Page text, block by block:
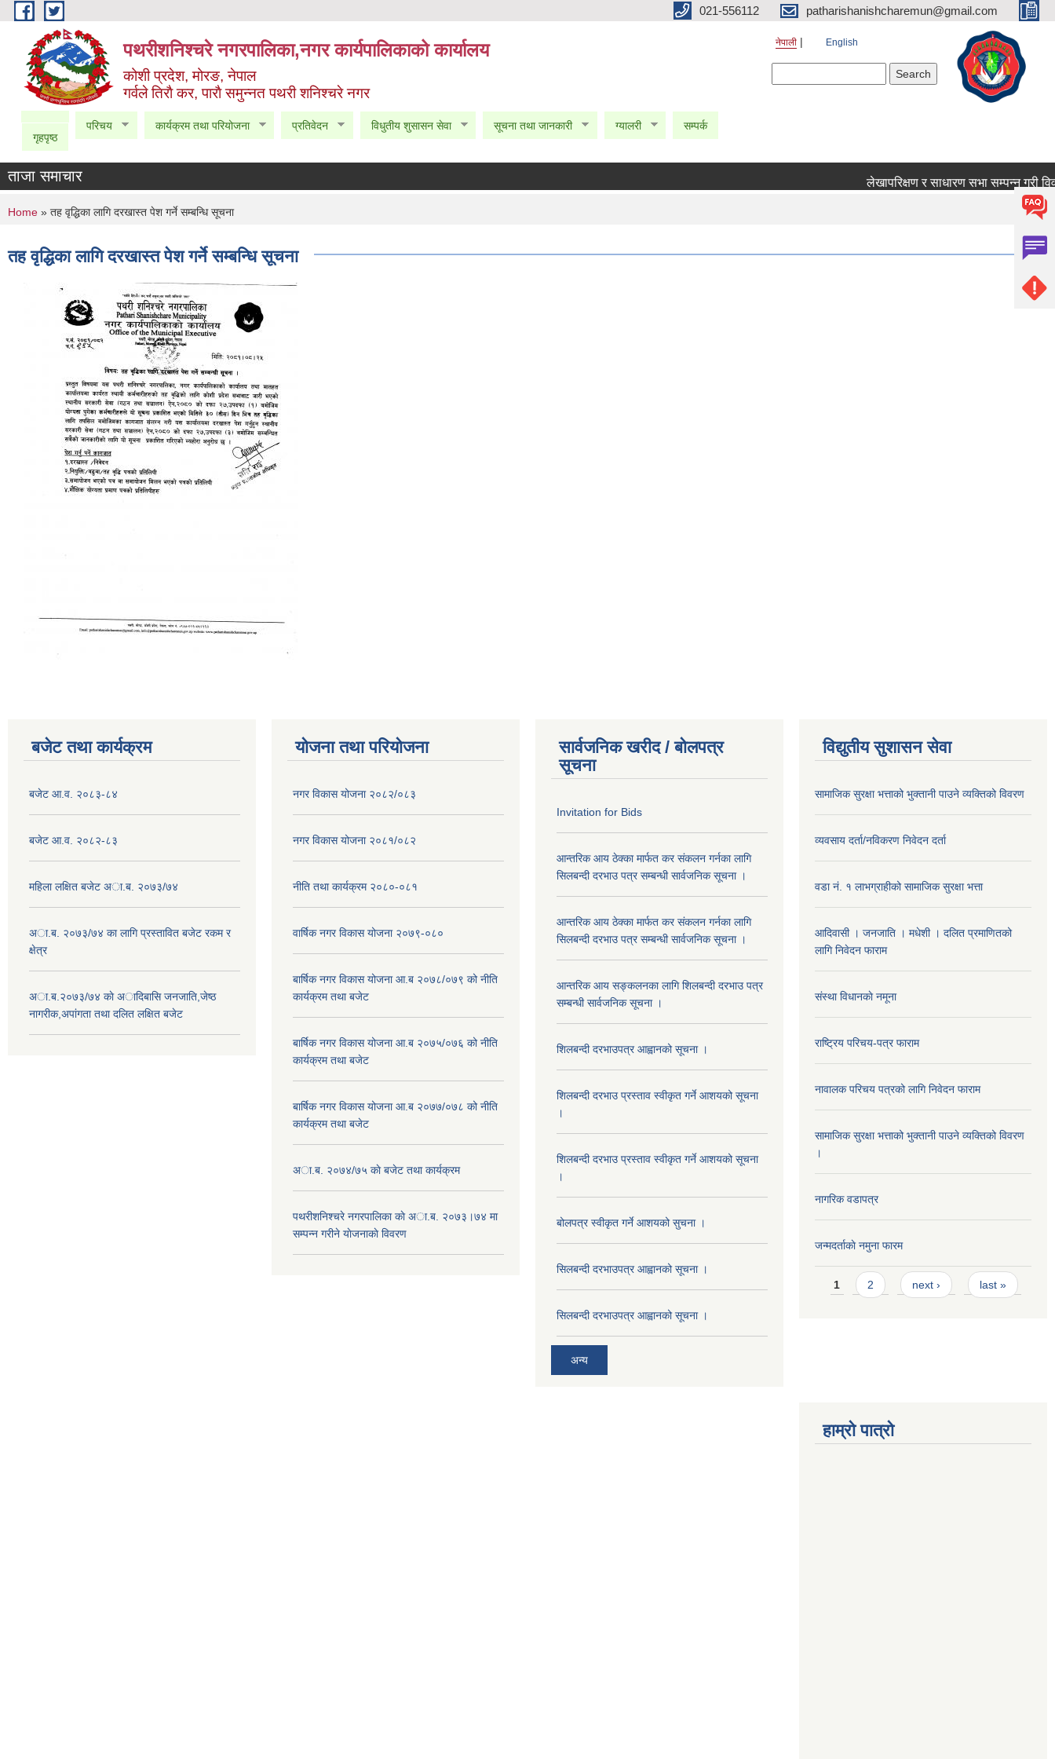
Skip to main content 021-556112 patharishanishcharemun@gmail.com
पथरीशनिश्चरे नगरपालिका,नगर कार्यपालिकाको कार्यालय
कोशी प्रदेश, मोरङ, नेपाल
गर्वले तिराै कर, पाराै समुन्नत पथरी शनिश्चरे नगर
नेपाली English
गृहपृष्ठ
परिचय कार्यक्रम तथा परियोजना प्रतिवेदन विधुतीय शुसासन सेवा सूचना तथा जानकारी ग्यालरी सम्पर्क
ताजा समाचार लेखापरिक्षण र साधारण सभा सम्पन्न गरी विवरण
You are here
Home » तह वृद्धिका लागि दरखास्त पेश गर्ने सम्बन्धि सूचना
तह वृद्धिका लागि दरखास्त पेश गर्ने सम्बन्धि सूचना
बजेट तथा कार्यक्रम
बजेट आ.व. २०८३-८४
बजेट आ.व. २०८२-८३
महिला लक्षित बजेट अा.ब. २०७३/७४
अा.ब. २०७३/७४ का लागि प्रस्तावित बजेट रकम र
क्षेत्र
अा.ब.२०७३/७४ काे अादिबासि जनजाति,जेष्ठ
नागरीक,अपांगता तथा दलित लक्षित बजेट
योजना तथा परियोजना
नगर विकास योजना २०८२/०८३
नगर विकास योजना २०८१/०८२
नीति तथा कार्यक्रम २०८०-०८१
वार्षिक नगर विकास योजना २०७९-०८०
बार्षिक नगर विकास योजना आ.ब २०७८/०७९ को नीति
कार्यक्रम तथा बजेट
बार्षिक नगर विकास योजना आ.ब २०७५/०७६ को नीति
कार्यक्रम तथा बजेट
बार्षिक नगर विकास योजना आ.ब २०७७/०७८ को नीति
कार्यक्रम तथा बजेट
अा.ब. २०७४/७५ काे बजेट तथा कार्यक्रम
पथरीशनिश्चरे नगरपालिका काे अा.ब. २०७३।७४ मा
सम्पन्न गरीने याेजनाकाे विवरण
सार्वजनिक खरीद / बोलपत्र
सूचना
Invitation for Bids
आन्तरिक आय ठेक्का मार्फत कर संकलन गर्नका लागि
सिलबन्दी दरभाउ पत्र सम्बन्धी सार्वजनिक सूचना ।
आन्तरिक आय ठेक्का मार्फत कर संकलन गर्नका लागि
सिलबन्दी दरभाउ पत्र सम्बन्धी सार्वजनिक सूचना ।
आन्तरिक आय सङ्कलनका लागि शिलबन्दी दरभाउ पत्र
सम्बन्धी सार्वजनिक सूचना ।
शिलबन्दी दरभाउपत्र आह्वानको सूचना ।
शिलबन्दी दरभाउ प्रस्ताव स्वीकृत गर्ने आशयको सूचना
।
शिलबन्दी दरभाउ प्रस्ताव स्वीकृत गर्ने आशयको सूचना
।
बोलपत्र स्वीकृत गर्ने आशयको सुचना ।
सिलबन्दी दरभाउपत्र आह्वानको सूचना ।
सिलबन्दी दरभाउपत्र आह्वानको सूचना ।
अन्य
विद्युतीय सुशासन सेवा
सामाजिक सुरक्षा भत्ताको भुक्तानी पाउने व्यक्तिको विवरण
व्यवसाय दर्ता/नविकरण निवेदन दर्ता
वडा नं. १ लाभग्राहीको सामाजिक सुरक्षा भत्ता
आदिवासी । जनजाति । मधेशी । दलित प्रमाणितको
लागि निवेदन फाराम
संस्था विधानकाे नमूना
राष्ट्रिय परिचय-पत्र फाराम
नावालक परिचय पत्रको लागि निवेदन फाराम
सामाजिक सुरक्षा भत्ताको भुक्तानी पाउने व्यक्तिको विवरण
।
नागरिक वडापत्र
जन्मदर्ताकाे नमुना फारम
Pages
1 2 next › last »
हाम्रो पात्रो